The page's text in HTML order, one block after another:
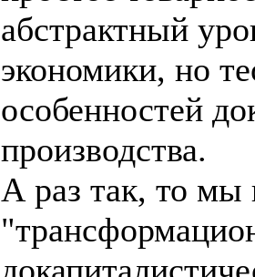
абстрактный
экономики, но
особенностей
производства.
А раз так, то мы